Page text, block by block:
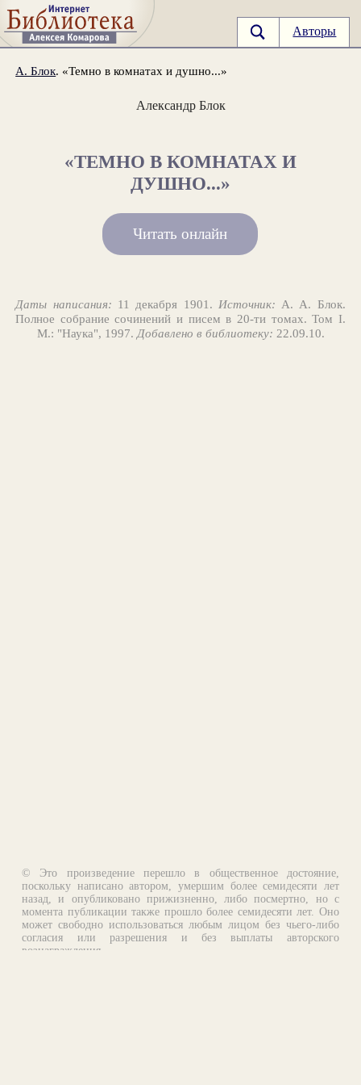
Авторы
А. Блок. «Темно в комнатах и душно...»
Александр Блок
«ТЕМНО В КОМНАТАХ И
ДУШНО...»
Читать онлайн
Даты написания: 11 декабря 1901. Источник: А. А. Блок.
Полное собрание сочинений и писем в 20-ти томах. Том I.
М.: "Наука", 1997.Добавлено в библиотеку: 22.09.10.
© Это произведение перешло в общественное достояние,
поскольку написано автором, умершим более семидесяти лет
назад, и опубликовано прижизненно, либо посмертно, но с
момента публикации также прошло более семидесяти лет. Оно
может свободно использоваться любым лицом без чьего-либо
согласия или разрешения и без выплаты авторского
вознаграждения.